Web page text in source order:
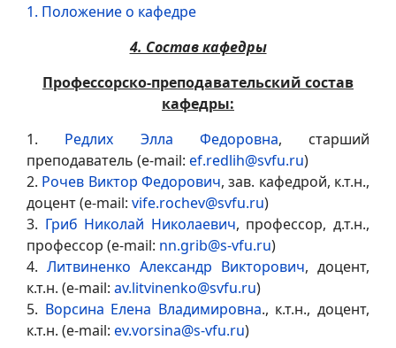
1. Положение о кафедре
4. Состав кафедры
Профессорско-преподавательский состав
кафедры:
1. Редлих Элла Федоровна, старший
преподаватель (e-mail: ef.redlih@svfu.ru)
2. Рочев Виктор Федорович, зав. кафедрой, к.т.н.,
доцент (e-mail: vife.rochev@svfu.ru)
3. Гриб Николай Николаевич, профессор, д.т.н.,
профессор (e-mail: nn.grib@s-vfu.ru)
4. Литвиненко Александр Викторович, доцент,
к.т.н. (e-mail: av.litvinenko@svfu.ru)
5. Ворсина Елена Владимировна., к.т.н., доцент,
к.т.н. (e-mail: ev.vorsina@s-vfu.ru)